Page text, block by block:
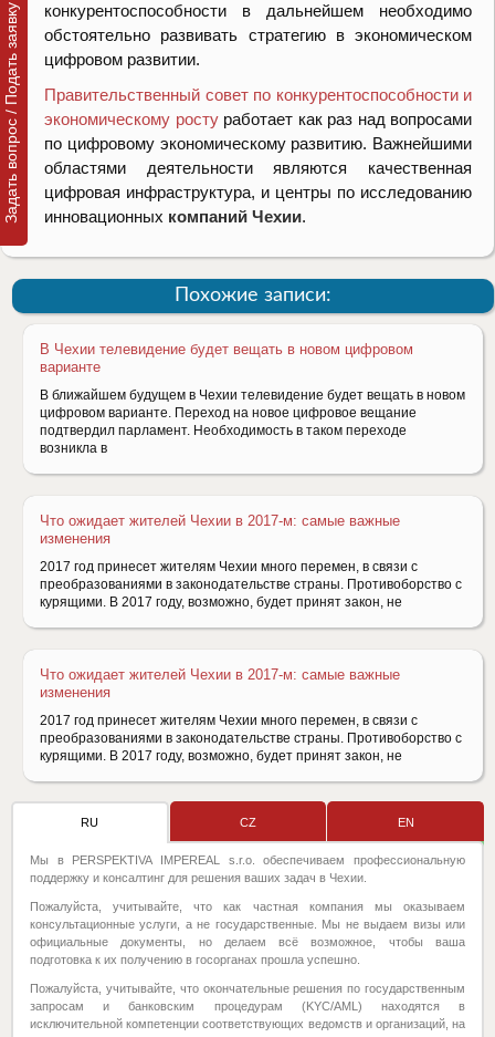
конкурентоспособности в дальнейшем необходимо
обстоятельно развивать стратегию в экономическом
цифровом развитии.
Правительственный совет по конкурентоспособности и
экономическому ростуработает как раз над вопросами
по цифровому экономическому развитию. Важнейшими
областями деятельности являются качественная
цифровая инфраструктура, и центры по исследованию
инновационных компаний Чехии.
Похожие записи:
В Чехии телевидение будет вещать в новом цифровом
варианте
В ближайшем будущем в Чехии телевидение будет вещать в новом
цифровом варианте. Переход на новое цифровое вещание
подтвердил парламент. Необходимость в таком переходе
возникла в
Что ожидает жителей Чехии в 2017-м: самые важные
изменения
2017 год принесет жителям Чехии много перемен, в связи с
преобразованиями в законодательстве страны. Противоборство с
курящими. В 2017 году, возможно, будет принят закон, не
Что ожидает жителей Чехии в 2017-м: самые важные
изменения
2017 год принесет жителям Чехии много перемен, в связи с
преобразованиями в законодательстве страны. Противоборство с
курящими. В 2017 году, возможно, будет принят закон, не
Задать вопрос / Подать заявку
RU CZ EN
Мы в PERSPEKTIVA IMPEREAL s.r.o. обеспечиваем профессиональную
поддержку и консалтинг для решения ваших задач в Чехии.
Пожалуйста, учитывайте, что как частная компания мы оказываем
консультационные услуги, а не государственные. Мы не выдаем визы или
официальные документы, но делаем всё возможное, чтобы ваша
подготовка к их получению в госорганах прошла успешно.
Пожалуйста, учитывайте, что окончательные решения по государственным
запросам и банковским процедурам (KYC/AML) находятся в
исключительной компетенции соответствующих ведомств и организаций, на